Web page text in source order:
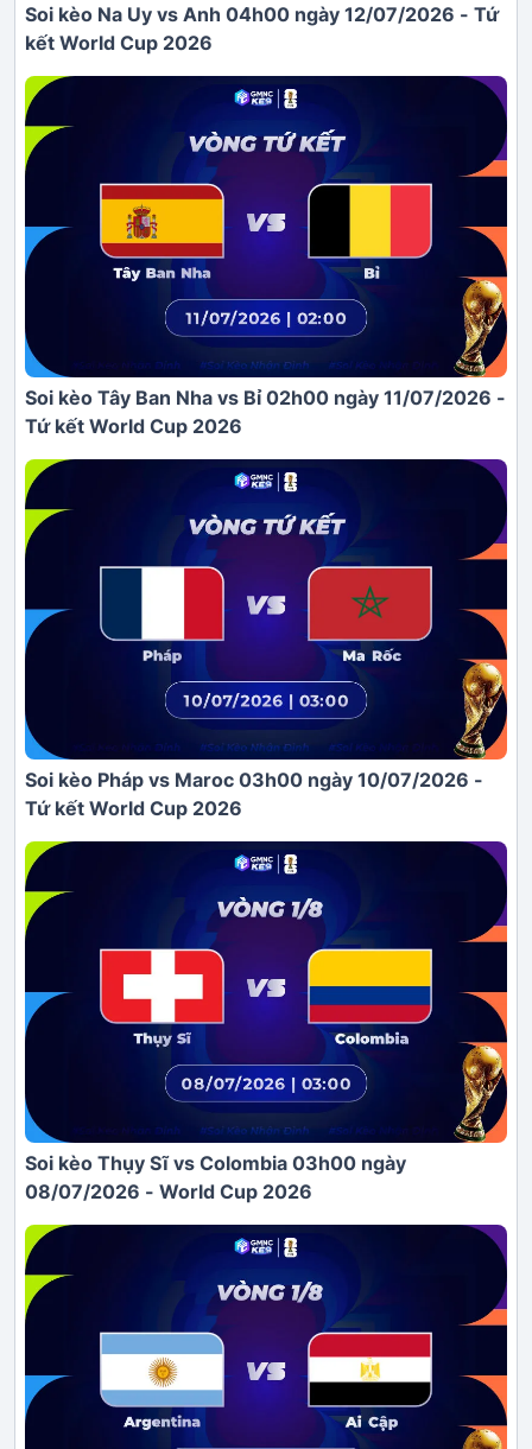
Soi kèo Na Uy vs Anh 04h00 ngày 12/07/2026 - Tứ
kết World Cup 2026
Soi kèo Tây Ban Nha vs Bỉ 02h00 ngày 11/07/2026 -
Tứ kết World Cup 2026
Soi kèo Pháp vs Maroc 03h00 ngày 10/07/2026 -
Tứ kết World Cup 2026
Soi kèo Thụy Sĩ vs Colombia 03h00 ngày
08/07/2026 - World Cup 2026